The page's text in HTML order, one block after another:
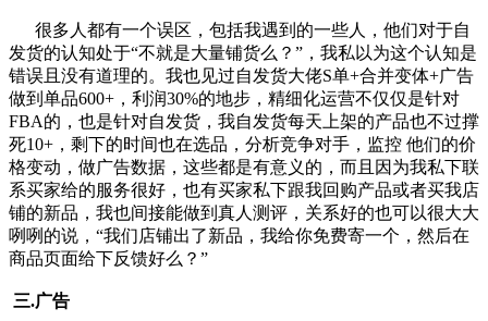
很多人都有一个误区，包括我遇到的一些人，他们对于自
发货的认知处于“不就是大量铺货么？”，我私以为这个认知是
错误且没有道理的。我也见过自发货大佬S单+合并变体+广告
做到单品600+，利润30%的地步，精细化运营不仅仅是针对
FBA的，也是针对自发货，我自发货每天上架的产品也不过撑
死10+，剩下的时间也在选品，分析竞争对手，监控 他们的价
格变动，做广告数据，这些都是有意义的，而且因为我私下联
系买家给的服务很好，也有买家私下跟我回购产品或者买我店
铺的新品，我也间接能做到真人测评，关系好的也可以很大大
咧咧的说，“我们店铺出了新品，我给你免费寄一个，然后在
商品页面给下反馈好么？”
三.广告